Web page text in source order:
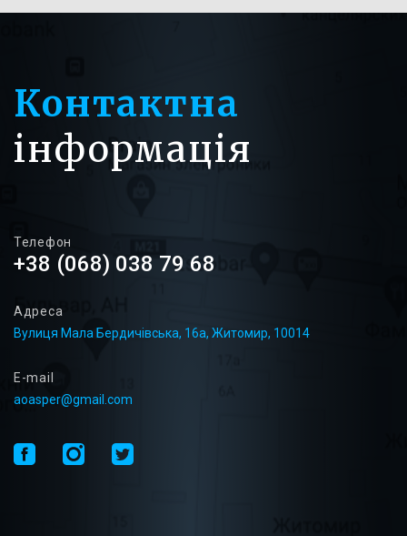
Контактна
інформація
Телефон
+38 (068) 038 79 68
Адреса
Вулиця Мала Бердичівська, 16а, Житомир, 10014
E-mail
aoasper@gmail.com